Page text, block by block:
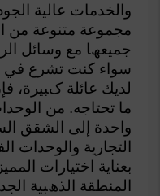
واﻟﺨﺪﻣﺎت ﻋﺎﻟﻴﺔ
ﻣﺠﻤﻮﻋﺔ ﻣﺘﻨﻮﻋﺔ ﻣﻦ
ﺟﻤﻴﻌﮫﺎ ﻣﻊ وﺳﺎﺋﻞ
ﺳﻮاء ﻛﻨﺖ ﺗﺸﺮع ﻓﻲ
ﻟﺪﻳﻚ ﻋﺎﺋﻠﺔ کﺒﯿﺮة،
ﻣﺎ ﺗﺤﺘﺎﺟﻪ. ﻣﻦ
واﺣﺪة إﻟﻰ اﻟﺸﻘﻖ
اﻟﺘﺠﺎرﻳﺔ واﻟﻮﺣﺪات
ﺑﻌﻨﺎﻳﺔ اﺧﺘﯿﺎرات
اﻟﻤﻨﻄﻘﺔ اﻟﺬھﺒﻴﺔ